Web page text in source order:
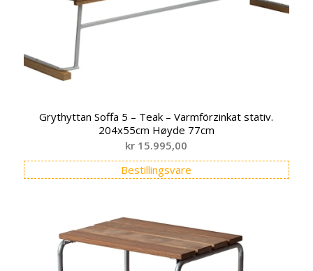
Grythyttan Soffa 5 – Teak – Varmförzinkat stativ.
204x55cm Høyde 77cm
kr 15.995,00
Bestillingsvare